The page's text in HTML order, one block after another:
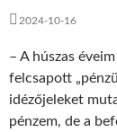
2024-10-16
– A húszas
felcsapott
idézőjeleket
pénzem, de a